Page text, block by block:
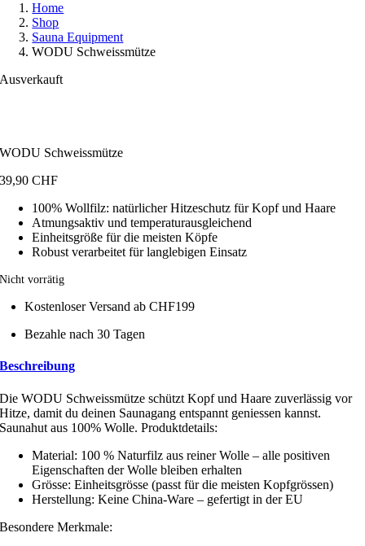
Home
Shop
Sauna Equipment
WODU Schweissmütze
Ausverkauft
WODU Schweissmütze
39,90CHF
100% Wollfilz: natürlicher Hitzeschutz für Kopf und Haare
Atmungsaktiv und temperaturausgleichend
Einheitsgröße für die meisten Köpfe
Robust verarbeitet für langlebigen Einsatz
Nicht vorrätig
Kostenloser Versand ab CHF199
Bezahle nach 30 Tagen
Beschreibung
Die WODU Schweissmütze schützt Kopf und Haare zuverlässig vor
Hitze, damit du deinen Saunagang entspannt geniessen kannst.
Saunahut aus 100% Wolle. Produktdetails:
Material: 100 % Naturfilz aus reiner Wolle – alle positiven
Eigenschaften der Wolle bleiben erhalten
Grösse: Einheitsgrösse (passt für die meisten Kopfgrössen)
Herstellung: Keine China-Ware – gefertigt in der EU
Besondere Merkmale: